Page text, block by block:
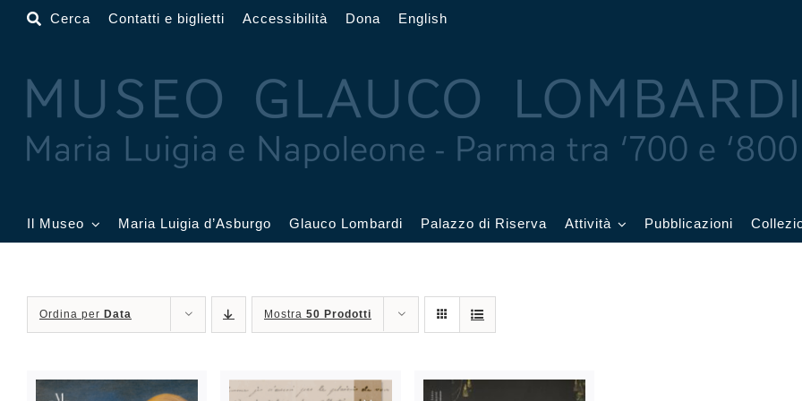
Salta
Cerca Contatti e biglietti Accessibilità Dona English
Il Museo
Sala Acquerelli
Sala Francesi Sala Petitot Sala Affetti
Maria Luigia d’Asburgo Glauco Lombardi Palazzo di Riserva Attività
Didattica e visite
Pubblicazioni
Ordina per Data Mostra 50 Prodotti